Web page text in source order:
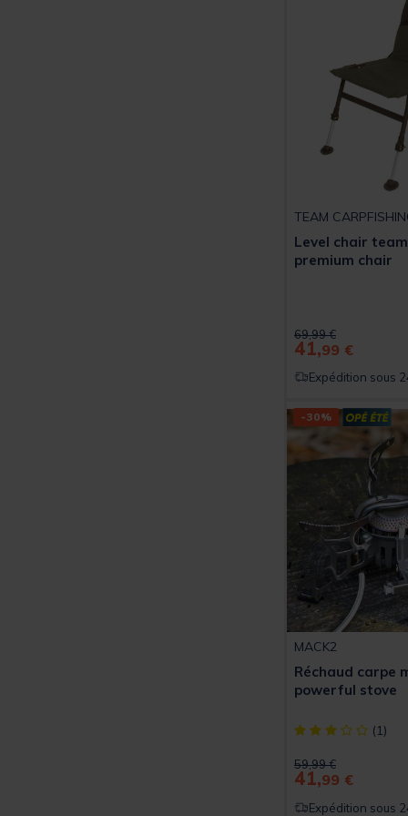
TEAM
Level chair
premium chair
Price reduced from
69,99 €to
41,99 €
Expédition sous
-30%
MACK2
Réchaud carpe
powerful stove
[object Object]
(1)
Price reduced from
59,99 €to
41,99 €
Expédition sous